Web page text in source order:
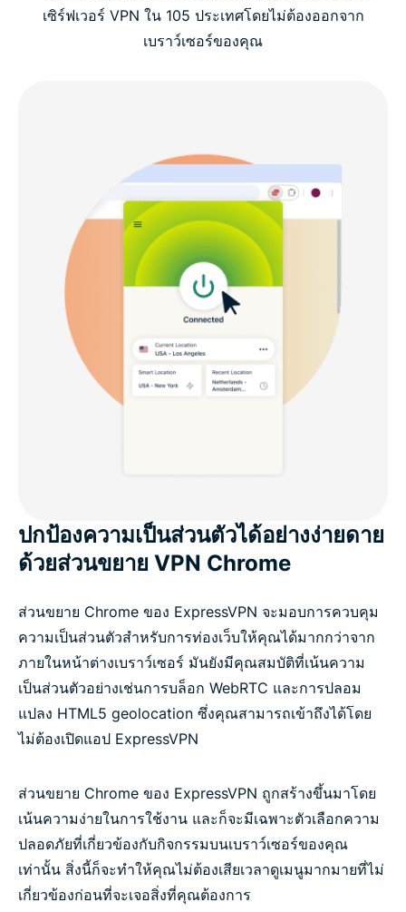
เซิร์ฟเวอร์ VPN ใน 105 ประเทศโดยไม่ต้องออกจาก
เบราว์เซอร์ของคุณ
ปกป้องความเป็นส่วนตัวได้อย่างง่ายดาย
ด้วยส่วนขยาย VPN Chrome
ส่วนขยาย Chrome ของ ExpressVPN จะมอบการควบคุม
ความเป็นส่วนตัวสำหรับการท่องเว็บให้คุณได้มากกว่าจาก
ภายในหน้าต่างเบราว์เซอร์ มันยังมีคุณสมบัติที่เน้นความ
เป็นส่วนตัวอย่างเช่นการบล็อก WebRTC และการปลอม
แปลง HTML5 geolocation ซึ่งคุณสามารถเข้าถึงได้โดย
ไม่ต้องเปิดแอป ExpressVPN
ส่วนขยาย Chrome ของ ExpressVPN ถูกสร้างขึ้นมาโดย
เน้นความง่ายในการใช้งาน และก็จะมีเฉพาะตัวเลือกความ
ปลอดภัยที่เกี่ยวข้องกับกิจกรรมบนเบราว์เซอร์ของคุณ
เท่านั้น สิ่งนี้ก็จะทำให้คุณไม่ต้องเสียเวลาดูเมนูมากมายที่ไม่
เกี่ยวข้องก่อนที่จะเจอสิ่งที่คุณต้องการ